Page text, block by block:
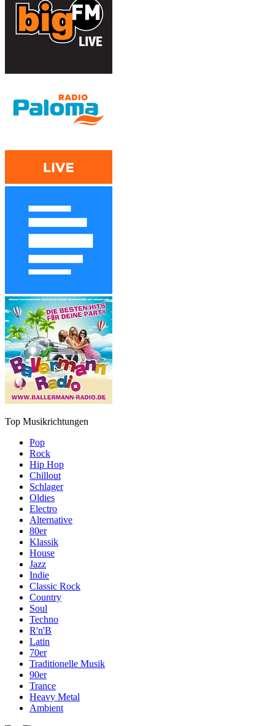
Top Musikrichtungen
Pop
Rock
Hip Hop
Chillout
Schlager
Oldies
Electro
Alternative
80er
Klassik
House
Jazz
Indie
Classic Rock
Country
Soul
Techno
R'n'B
Latin
70er
Traditionelle Musik
90er
Trance
Heavy Metal
Ambient